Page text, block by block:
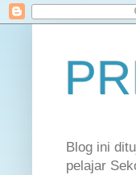
Blog ini
pelajar